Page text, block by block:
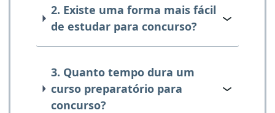
2. Existe uma forma mais fácil
de estudar para concurso?
3. Quanto tempo dura um
curso preparatório para
concurso?